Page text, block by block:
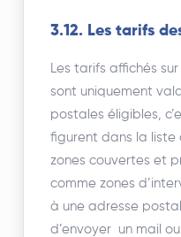
3.12. Les tarifs
Les tarifs affichés
sont uniquement
postales éligibles,
figurent dans la liste
zones couvertes et
comme zones
à une adresse
d’envoyer un mail